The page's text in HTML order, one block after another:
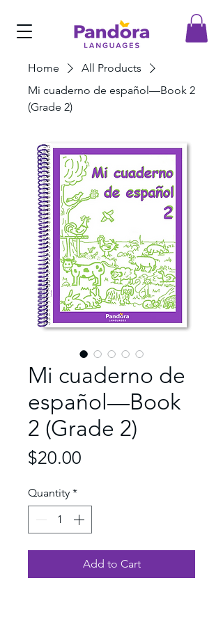
Home
All Products
Mi cuaderno de español—Book 2
(Grade 2)
Mi cuaderno de
español—Book
2 (Grade 2)
$20.00
Quantity *
Add to Cart